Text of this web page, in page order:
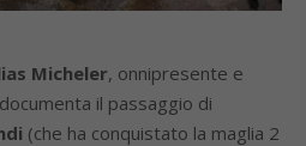
Micheler, onnipresente e
il passaggio di
(che ha conquistato la maglia 2